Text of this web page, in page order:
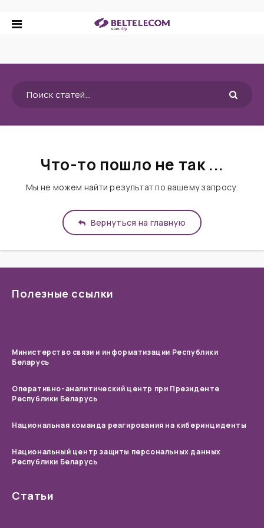
Что-то пошло не так ...
Мы не можем найти результат по вашему запросу.
Вернуться на главную
Полезные ссылки
Министерство связи и информатизации Республики
Беларусь
Оперативно-аналитический центр при Президенте
Республики Беларусь
Национальная команда реагирования на киберинциденты
Национальный центр защиты персональных данных
Республики Беларусь
Статьи